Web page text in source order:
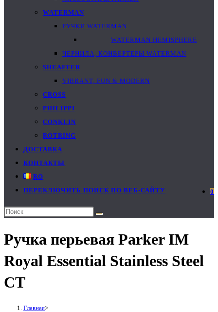
WATERMAN
РУЧКИ WATERMAN
WATERMAN HEMISPHERE
ЧЕРНИЛА, КОНВЕРТЕРЫ WATERMAN
SHEAFFER
VIBRANT, FUN & MODERN
CROSS
PHILIPPI
CONKLIN
ROTRING
ДОСТАВКА
КОНТАКТЫ
RO
0
ПЕРЕКЛЮЧИТЬ ПОИСК ПО ВЕБ-САЙТУ
Ручка перьевая Parker IM
Royal Essential Stainless Steel
CT
Главная>